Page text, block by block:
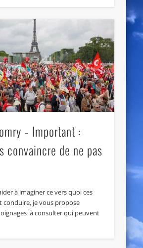
– Important :
convaincre de ne pas
à imaginer ce vers quoi ces
conduire, je vous propose
à consulter qui peuvent